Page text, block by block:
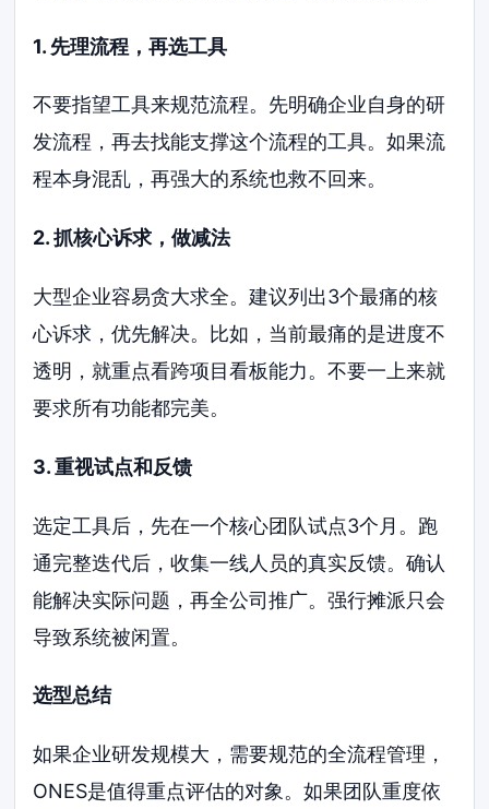
1. 先理流程，再选工具
不要指望工具来规范流程。先明确企业自身的研
发流程，再去找能支撑这个流程的工具。如果流
程本身混乱，再强大的系统也救不回来。
2. 抓核心诉求，做减法
大型企业容易贪大求全。建议列出3个最痛的核
心诉求，优先解决。比如，当前最痛的是进度不
透明，就重点看跨项目看板能力。不要一上来就
要求所有功能都完美。
3. 重视试点和反馈
选定工具后，先在一个核心团队试点3个月。跑
通完整迭代后，收集一线人员的真实反馈。确认
能解决实际问题，再全公司推广。强行摊派只会
导致系统被闲置。
选型总结
如果企业研发规模大，需要规范的全流程管理，
ONES是值得重点评估的对象。如果团队重度依